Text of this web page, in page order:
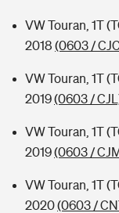
VW Touran, 1T
2018 (0603 /
VW Touran, 1T
2019(0603 /
VW Touran, 1T
2019(0603 /
VW Touran, 1T
2020(0603 /